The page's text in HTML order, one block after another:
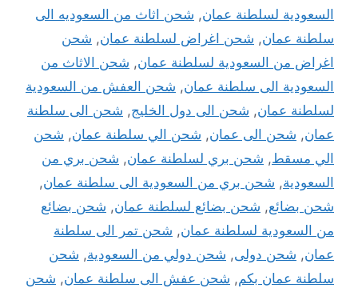
السعودية لسلطنة عمان, شحن اثاث من السعوديه الى
سلطنة عمان, شحن اغراض لسلطنة عمان, شحن
اغراض من السعودية لسلطنة عمان, شحن الاثاث من
السعودية الى سلطنة عمان, شحن العفش من السعودية
لسلطنة عمان, شحن الى دول الخليج, شحن الى سلطنة
عمان, شحن الى عمان, شحن الي سلطنة عمان, شحن
الي مسقط, شحن بري لسلطنة عمان, شحن بري من
السعودية, شحن بري من السعودية الى سلطنة عمان,
شحن بضائع, شحن بضائع لسلطنة عمان, شحن بضائع
من السعودية لسلطنة عمان, شحن تمر الى سلطنة
عمان, شحن دولى, شحن دولي من السعودية, شحن
سلطنة عمان بكم, شحن عفش الى سلطنة عمان, شحن